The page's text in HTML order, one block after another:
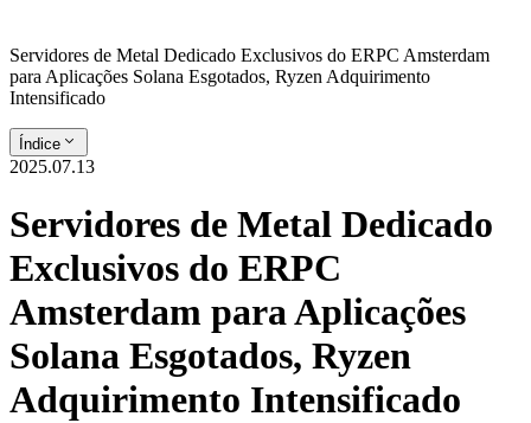
Servidores de Metal Dedicado Exclusivos do ERPC Amsterdam
para Aplicações Solana Esgotados, Ryzen Adquirimento
Intensificado
Índice
2025.07.13
Servidores de Metal Dedicado
Exclusivos do ERPC
Amsterdam para Aplicações
Solana Esgotados, Ryzen
Adquirimento Intensificado